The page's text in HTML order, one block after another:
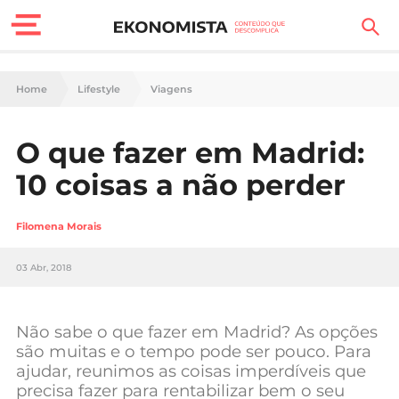
Finanças Pessoais
Carreira
Tecnologia
Negócios
Home Lifestyle Viagens
O que fazer em Madrid:
10 coisas a não perder
Filomena Morais
03 Abr, 2018
Não sabe o que fazer em Madrid? As opções
são muitas e o tempo pode ser pouco. Para
ajudar, reunimos as coisas imperdíveis que
precisa fazer para rentabilizar bem o seu